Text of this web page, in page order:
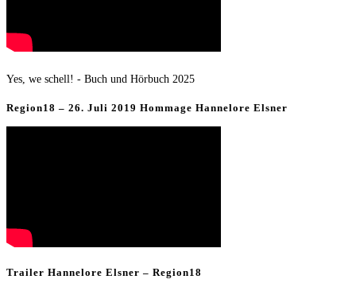
Yes, we schell! - Buch und Hörbuch 2025
Region18 – 26. Juli 2019 Hommage Hannelore Elsner
Trailer Hannelore Elsner – Region18